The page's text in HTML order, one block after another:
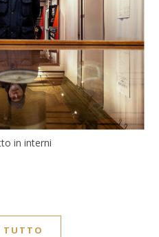
in interni
TUTTO